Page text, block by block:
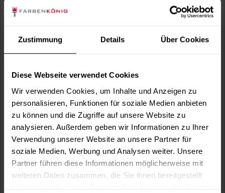
Zustimmung Details Über Cookies
Diese Webseite verwendet Cookies
Wir verwenden Cookies, um Inhalte und Anzeigen zu
personalisieren, Funktionen für soziale Medien anbieten
zu können und die Zugriffe auf unsere Website zu
analysieren. Außerdem geben wir Informationen zu Ihrer
Verwendung unserer Website an unsere Partner für
soziale Medien, Werbung und Analysen weiter. Unsere
Partner führen diese Informationen möglicherweise mit
weiteren Daten zusammen, die Sie ihnen bereitgestellt
Liter:
Verbrauch berechnen
In denWarenkorb